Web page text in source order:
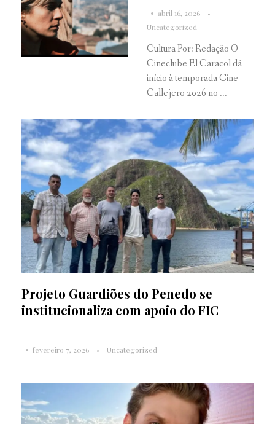
abril 16, 2026
Uncategorized
Cultura Por: Redação O
Cineclube El Caracol dá
início à temporada Cine
Callejero 2026 no ...
Projeto Guardiões do Penedo se
institucionaliza com apoio do FIC
fevereiro 7, 2026 Uncategorized